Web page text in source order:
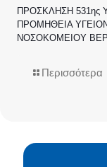
ΠΡΟΣΚΛΗΣΗ 531ης
ΠΡΟΜΗΘΕΙΑ
ΝΟΣΟΚΟΜΕΙΟΥ
Περισσότερα